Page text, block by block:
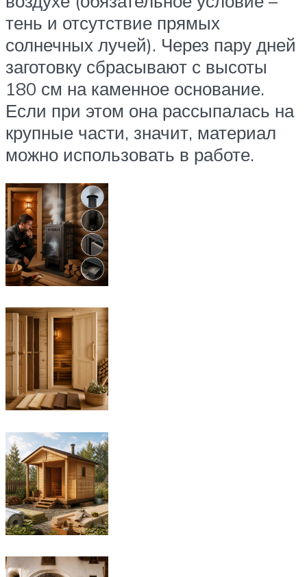
тень и отсутствие прямых
солнечных лучей). Через пару дней
заготовку сбрасывают с высоты
180 см на каменное основание.
Если при этом она рассыпалась на
крупные части, значит, материал
можно использовать в работе.